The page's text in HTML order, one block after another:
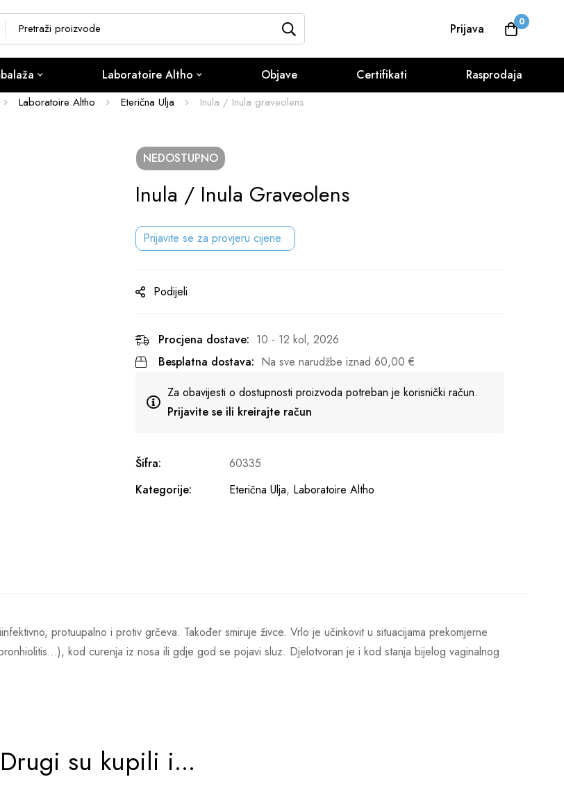
Prijava 0
Laboratoire Altho Objave Certifikati Rasprodaja
Laboratoire Altho Eterična Ulja Inula / Inula graveolens
NEDOSTUPNO
Inula / Inula Graveolens
Prijavite se za provjeru cijene
Podijeli
Procjena dostave: 10 - 12 kol, 2026
Besplatna dostava: Na sve narudžbe iznad 60,00 €
Za obavijesti o dostupnosti proizvoda potreban je korisnički račun.
Prijavite se ili kreirajte račun
Šifra:
60335
Kategorije:
Eterična Ulja, Laboratoire Altho
protuupalno i protiv grčeva. Također smiruje živce. Vrlo je učinkovit u situacijama prekomjerne
kod curenja iz nosa ili gdje god se pojavi sluz. Djelotvoran je i kod stanja bijelog vaginalnog
Drugi su kupili i...